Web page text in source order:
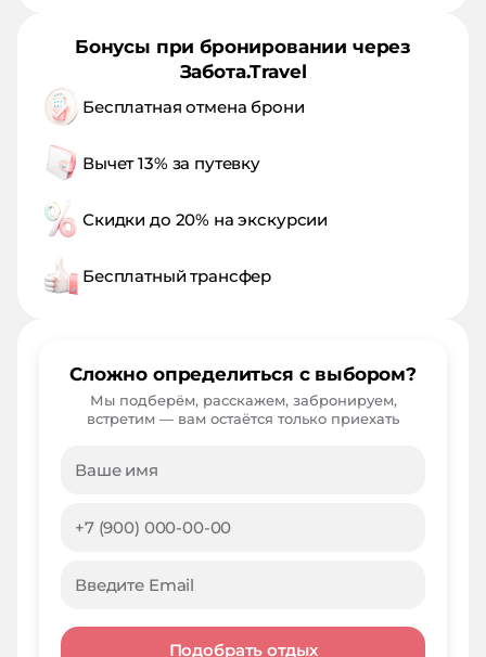
Бонусы при бронировании через
Забота.Travel
Бесплатная отмена брони
Вычет 13% за путевку
Скидки до 20% на экскурсии
Бесплатный трансфер
Сложно определиться с выбором?
Мы подберём, расскажем, забронируем,
встретим — вам остаётся только приехать
Подобрать отдых